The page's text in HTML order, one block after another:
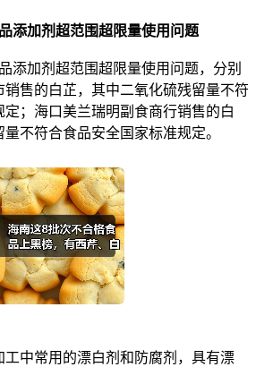
加剂超范围超限量使用问题
加剂超范围超限量使用问题，分别
售的白芷，其中二氧化硫残留量不符
；海口美兰瑞明副食商行销售的白
不符合食品安全国家标准规定。
中常用的漂白剂和防腐剂，具有漂